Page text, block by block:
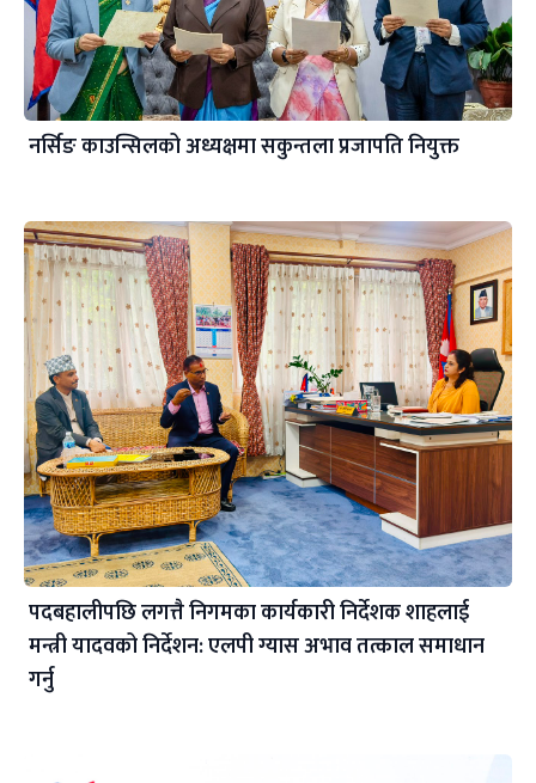
नर्सिङ काउन्सिलको अध्यक्षमा सकुन्तला प्रजापति नियुक्त
पदबहालीपछि लगत्तै निगमका कार्यकारी निर्देशक शाहलाई
मन्त्री यादवको निर्देशन: एलपी ग्यास अभाव तत्काल समाधान
गर्नु